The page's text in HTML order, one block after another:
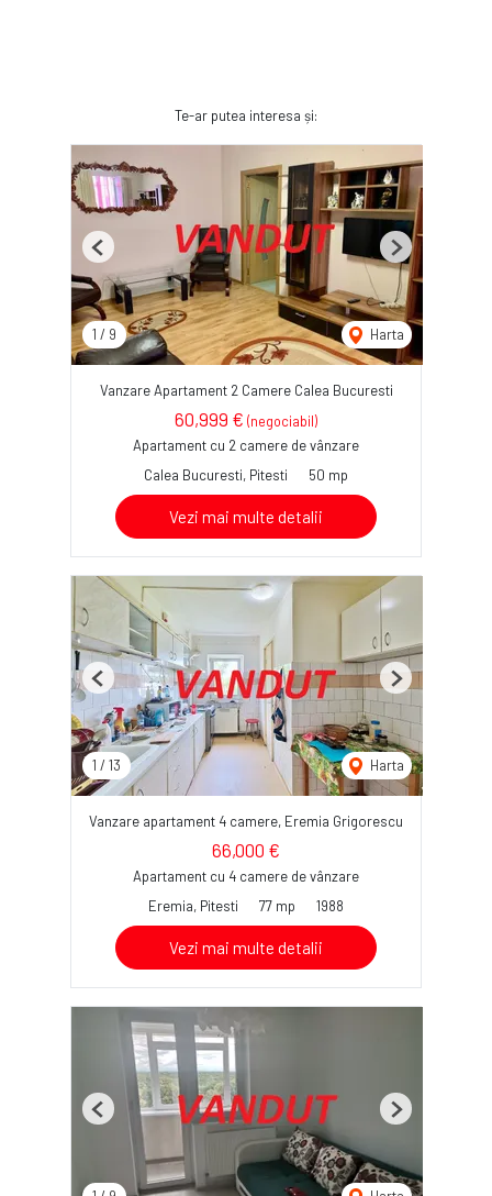
Te-ar putea interesa și:
1 / 9 Harta
Previous Next
Vanzare Apartament 2 Camere Calea Bucuresti
60,999 € (negociabil)
Apartament cu 2 camere de vânzare
Calea Bucuresti, Pitesti
50 mp
Vezi mai multe detalii
1 / 13 Harta
Previous Next
Vanzare apartament 4 camere, Eremia Grigorescu
66,000 €
Apartament cu 4 camere de vânzare
Eremia, Pitesti
77 mp 1988
Vezi mai multe detalii
Previous Next